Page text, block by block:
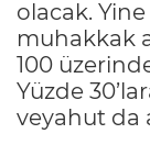
olacak.
muhakkak
100
Yüzde
veyahut da